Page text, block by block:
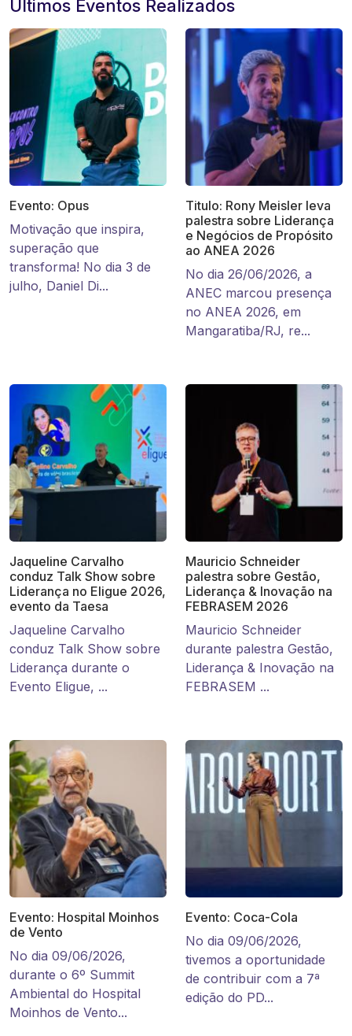
Últimos Eventos Realizados
Evento: Opus
Motivação que inspira,
superação que
transforma! No dia 3 de
julho, Daniel Di...
Titulo: Rony Meisler leva
palestra sobre Liderança
e Negócios de Propósito
ao ANEA 2026
No dia 26/06/2026, a
ANEC marcou presença
no ANEA 2026, em
Mangaratiba/RJ, re...
Jaqueline Carvalho
conduz Talk Show sobre
Liderança no Eligue 2026,
evento da Taesa
Jaqueline Carvalho
conduz Talk Show sobre
Liderança durante o
Evento Eligue, ...
Mauricio Schneider
palestra sobre Gestão,
Liderança & Inovação na
FEBRASEM 2026
Mauricio Schneider
durante palestra Gestão,
Liderança & Inovação na
FEBRASEM ...
Evento: Hospital Moinhos
de Vento
No dia 09/06/2026,
durante o 6º Summit
Ambiental do Hospital
Moinhos de Vento...
Evento: Coca-Cola
No dia 09/06/2026,
tivemos a oportunidade
de contribuir com a 7ª
edição do PD...